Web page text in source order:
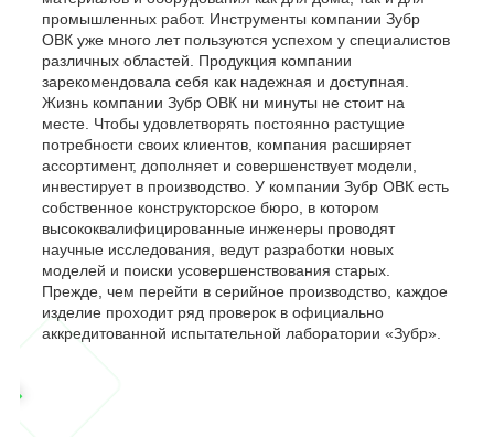
промышленных работ. Инструменты компании Зубр
ОВК уже много лет пользуются успехом у специалистов
различных областей. Продукция компании
зарекомендовала себя как надежная и доступная.
Жизнь компании Зубр ОВК ни минуты не стоит на
месте. Чтобы удовлетворять постоянно растущие
потребности своих клиентов, компания расширяет
ассортимент, дополняет и совершенствует модели,
инвестирует в производство. У компании Зубр ОВК есть
собственное конструкторское бюро, в котором
высококвалифицированные инженеры проводят
научные исследования, ведут разработки новых
моделей и поиски усовершенствования старых.
Прежде, чем перейти в серийное производство, каждое
изделие проходит ряд проверок в официально
аккредитованной испытательной лаборатории «Зубр».